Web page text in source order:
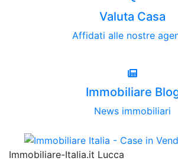
Valuta Casa
Affidati alle nostre
Immobiliare
News immobiliari
Immobiliare-Italia.it Lucca